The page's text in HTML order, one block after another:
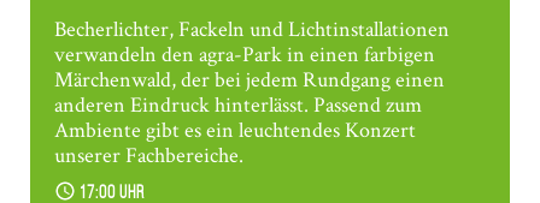
Becherlichter, Fackeln und Lichtinstallationen
verwandeln den agra-Park in einen farbigen
Märchenwald, der bei jedem Rundgang einen
anderen Eindruck hinterlässt. Passend zum
Ambiente gibt es ein leuchtendes Konzert
unserer Fachbereiche.
17:00 Uhr